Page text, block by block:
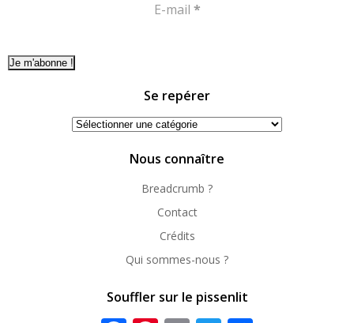
E-mail *
Se repérer
Se
Nous connaître
Breadcrumb ?
Contact
Crédits
Qui sommes-nous ?
Souffler sur le pissenlit